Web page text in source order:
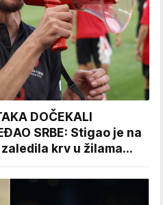
DOČEKALI
SRBE: Stigao je na
krv u žilama...